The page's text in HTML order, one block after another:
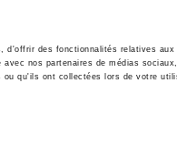
d'offrir des fonctionnalités relatives
nos partenaires de médias
qu'ils ont collectées lors de votre
History